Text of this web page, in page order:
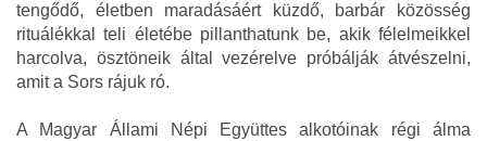
tengődő, életben maradásáért küzdő, barbár közösség
rituálékkal teli életébe pillanthatunk be, akik félelmeikkel
harcolva, ösztöneik által vezérelve próbálják átvészelni,
amit a Sors rájuk ró.
A Magyar Állami Népi Együttes alkotóinak régi álma